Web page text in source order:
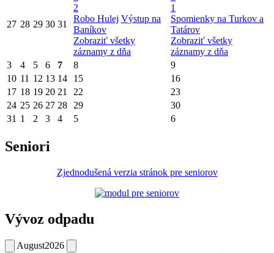
27 28 29 30 31
2
Robo Hulej Výstup na
Baníkov
Zobraziť všetky
záznamy z dňa
1
Spomienky na Turkov a
Tatárov
Zobraziť všetky
záznamy z dňa
3
4 5 6 7 8
9
10 11 12 13 14 15
16
17 18 19 20 21 22
23
24 25 26 27 28 29
30
31 1 2 3 4 5 6
Seniori
Zjednodušená verzia stránok pre seniorov
Vývoz odpadu
August2026